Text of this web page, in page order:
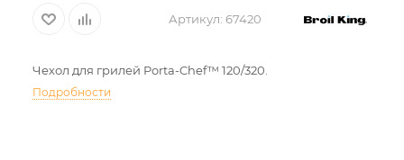
Артикул: 67420
Чехол для грилей Porta-Chef™ 120/320.
Подробности